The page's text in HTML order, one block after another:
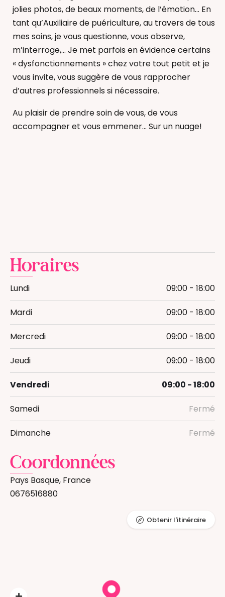
jolies photos, de beaux moments, de l’émotion… En
tant qu’Auxiliaire de puériculture, au travers de tous
mes soins, je vous questionne, vous observe,
m’interroge,… Je met parfois en évidence certains
« dysfonctionnements » chez votre tout petit et je
vous invite, vous suggère de vous rapprocher
d’autres professionnels si nécessaire.
Au plaisir de prendre soin de vous, de vous
accompagner et vous emmener… Sur un nuage!
Massage bébé
Massage femme enceinte
Naissance
Thérapeutique Bain Bébé
Accompagnant(e) périnatal(e)
Horaires
Lundi 09:00 - 18:00
Mardi 09:00 - 18:00
Mercredi 09:00 - 18:00
Jeudi 09:00 - 18:00
Vendredi 09:00 - 18:00
Samedi Fermé
Dimanche Fermé
Coordonnées
Pays Basque, France
0676516880
Obtenir l'itinéraire